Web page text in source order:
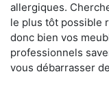
allergiques.
le plus tôt possible
donc bien vos
professionnels
vous débarrasser